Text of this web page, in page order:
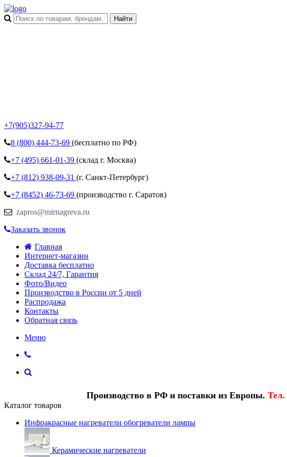
+7(905)327-94-77
8 (800) 444-73-69 (бесплатно по РФ)
+7 (495) 661-01-39 (склад г. Москва)
+7 (812) 938-09-31 (г. Санкт-Петербург)
+7 (8452) 46-73-69 (производство г. Саратов)
zapros@mirnagreva.ru
Заказать звонок
Главная
Интернет-магазин
Доставка бесплатно
Склад 24/7, Гарантия
Фото/Видео
Производство в России от 5 дней
Распродажа
Контакты
Обратная связь
Меню
Производство в РФ и поставки из Европы. Тел.
Каталог товаров
Инфракрасные нагреватели обогреватели лампы
Керамические нагреватели